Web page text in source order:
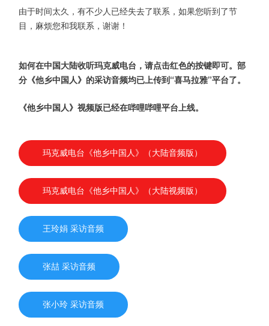
由于时间太久，有不少人已经失去了联系，如果您听到了节
目，麻烦您和我联系，谢谢！
如何在中国大陆收听玛克威电台，请点击红色的按键即可。部
分《他乡中国人》的采访音频均已上传到“喜马拉雅”平台了。
《他乡中国人》视频版已经在哔哩哔哩平台上线。
玛克威电台《他乡中国人》（大陆音频版）
玛克威电台《他乡中国人》（大陆视频版）
王玲娟 采访音频
张喆 采访音频
张小玲 采访音频